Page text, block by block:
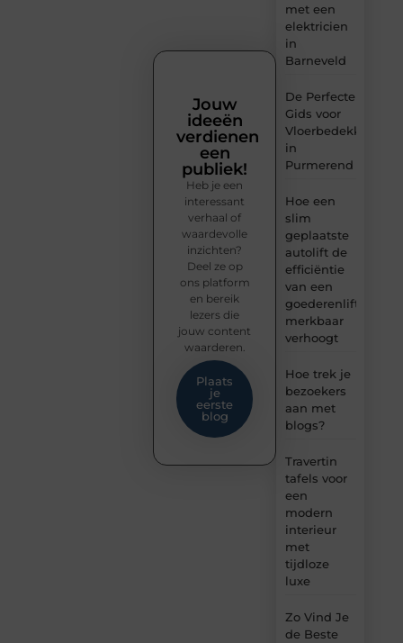
met een
elektricien
in
Barneveld
De Perfecte
Gids voor
Vloerbedekking
in
Purmerend
Hoe een
slim
geplaatste
autolift de
efficiëntie
van een
goederenlift
merkbaar
verhoogt
Hoe trek je
bezoekers
aan met
blogs?
Travertin
tafels voor
een
modern
interieur
met
tijdloze
luxe
Zo Vind Je
de Beste
Jouw
ideeën
verdienen
een
publiek!
Heb je een
interessant
verhaal of
waardevolle
inzichten?
Deel ze op
ons platform
en bereik
lezers die
jouw content
waarderen.
Plaats
je
eerste
blog